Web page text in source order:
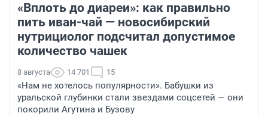
«Вплоть до диареи»: как правильно
пить иван-чай — новосибирский
нутрициолог подсчитал допустимое
количество чашек
8 августа 14 701 15
«Нам не хотелось популярности». Бабушки из
уральской глубинки стали звездами соцсетей — они
покорили Агутина и Бузову